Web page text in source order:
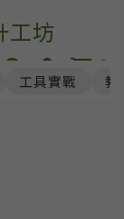
工坊
0
工具實戰 教